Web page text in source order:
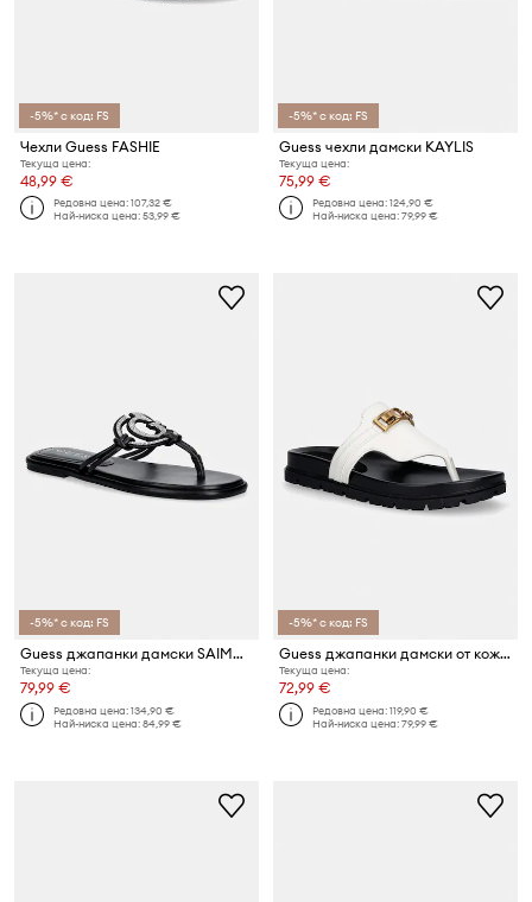
-5%* с код: FS
Чехли Guess FASHIE
Текуща цена:
48,99 €
Редовна цена:107,32 €
Най-ниска цена:53,99 €
-5%* с код: FS
Guess чехли дамски KAYLIS
Текуща цена:
75,99 €
Редовна цена:124,90 €
Най-ниска цена:79,99 €
-5%* с код: FS
Guess джапанки дамски SAIMAS
Текуща цена:
79,99 €
Редовна цена:134,90 €
Най-ниска цена:84,99 €
-5%* с код: FS
Guess джапанки дамски от кожа FARRON
Текуща цена:
72,99 €
Редовна цена:119,90 €
Най-ниска цена:79,99 €